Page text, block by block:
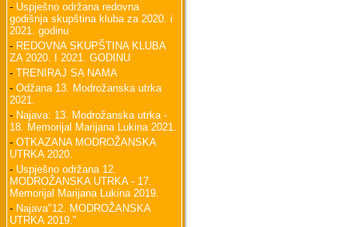
- Uspješno održana redovna
godišnja skupština kluba za 2020. i
2021. godinu
- REDOVNA SKUPŠTINA KLUBA
ZA 2020. I 2021. GODINU
- TRENIRAJ SA NAMA
- Odžana 13. Modrožanska utrka
2021.
- Najava: 13. Modrožanska utrka -
18. Memorijal Marijana Lukina 2021.
- OTKAZANA MODROŽANSKA
UTRKA 2020.
- Uspješno održana 12.
MODROŽANSKA UTRKA - 17.
Memorijal Marijana Lukina 2019.
- Najava"12. MODROŽANSKA
UTRKA 2019."